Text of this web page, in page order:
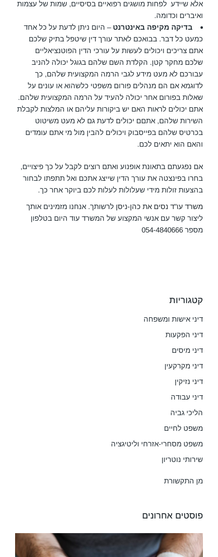
אלא שיידע לפחות מושגים רפואיים בסיסיים, שמות של עצמות
ואיברים וכדומה.
בדיקה מקיפה באינטרנט – היום ניתן לדעת על כל אחד
כמעט כל דבר. בבואכם לאתר עורך דין שיטפל בתיק שלכם
אתם צריכים ויכולים לעשות על עורכי הדין הפוטנציאליים
שלכם מחקר קטן. הקלדת השם שלהם בגוגל יכולה להניב
עבורכם לא מעט מידע לגבי הרמה המקצועית שלהם, כך
לדוגמא אם הם מנהלים פורום משפטי כלשהוא או עונים על
שאלות בפורום אחר יכולה להעיד על הרמה המקצועית שלהם.
אתם יכולים לראות האם יש ביקורות עליהם או המלצות לקבלת
השירות שלהם, אתםם יכולים לדעת גם לא מעט משיטוט
בכרטיס שלהם בפייסבוק ויכולים להבין מול מי אתם עומדים
והאם הוא יתאים לכם.
אם נפגעתם בתאונת אופנוע ואתם רוצים לקבל על כך פיצויים,
בחרו בפינצטה את עורך הדין שייצג אתכם ואל תתפתו לבחור
בהצעות זולות מידי שעלולות לעלות לכם ביוקר אחר כך.
משרד עו"ד נסים את כהן-ניסן לרשותך. אנחנו מזמינים אותך
ליצור קשר עם אנשי המקצוע של המשרד עוד היום בטלפון
מספר054-4840666
קטגוריות
דיני אישות ומשפחה
דיני הפקעות
דיני מיסים
דיני מקרקעין
דיני נזיקין
דיני עבודה
הליכי גביה
משפט לחיים
משפט מסחרי-אזרחי וליטיגציה
שירותי נוטריון
מן התקשורת
פוסטים אחרונים